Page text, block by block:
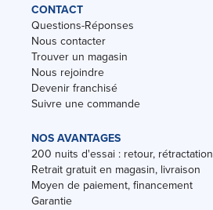
CONTACT
Questions-Réponses
Nous contacter
Trouver un magasin
Nous rejoindre
Devenir franchisé
Suivre une commande
NOS AVANTAGES
200 nuits d'essai : retour, rétractation
Retrait gratuit en magasin, livraison
Moyen de paiement, financement
Garantie